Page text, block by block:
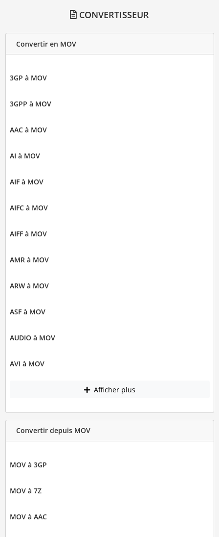
CONVERTISSEUR
Convertir en MOV
3GP à MOV
3GPP à MOV
AAC à MOV
AI à MOV
AIF à MOV
AIFC à MOV
AIFF à MOV
AMR à MOV
ARW à MOV
ASF à MOV
AUDIO à MOV
AVI à MOV
Afficher plus
Convertir depuis MOV
MOV à 3GP
MOV à 7Z
MOV à AAC